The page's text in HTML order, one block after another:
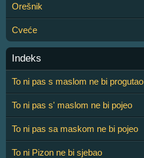
Orešnik
Cveće
Indeks
To ni pas s maslom ne bi progutao
To ni pas s' maslom ne bi pojeo
To ni pas sa maskom ne bi pojeo
To ni Pizon ne bi sjebao